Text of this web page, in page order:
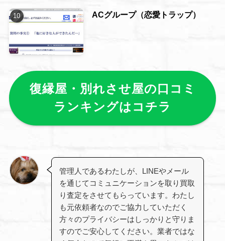
ACグループ（恋愛トラップ）
復縁屋・別れさせ屋の口コミ
ランキングはコチラ
管理人であるわたしが、LINEやメール
を通じてコミュニケーションを取り買取
り査定をさせてもらっています。わたし
も元依頼者なのでご協力していただく
方々のプライバシーはしっかりと守りま
すのでご安心してください。業者ではな